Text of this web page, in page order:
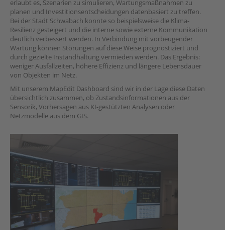
erlaubt es, Szenarien zu simulieren, Wartungsmaßnahmen zu
planen und Investitionsentscheidungen datenbasiert zu treffen.
Bei der Stadt Schwabach konnte so beispielsweise die Klima-
Resilienz gesteigert und die interne sowie externe Kommunikation
deutlich verbessert werden. In Verbindung mit vorbeugender
Wartung können Störungen auf diese Weise prognostiziert und
durch gezielte Instandhaltung vermieden werden. Das Ergebnis:
weniger Ausfallzeiten, höhere Effizienz und längere Lebensdauer
von Objekten im Netz.
Mit unserem MapEdit Dashboard sind wir in der Lage diese Daten
übersichtlich zusammen, ob Zustandsinformationen aus der
Sensorik, Vorhersagen aus KI-gestützten Analysen oder
Netzmodelle aus dem GIS.